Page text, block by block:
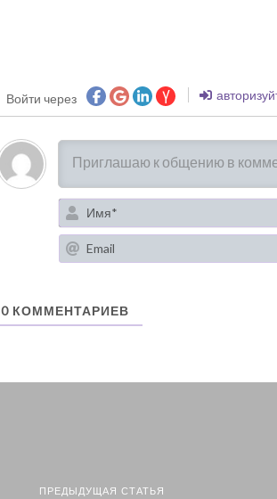
Войти через
0 КОММЕНТАРИЕВ
ПРЕДЫДУЩАЯ СТАТЬЯ